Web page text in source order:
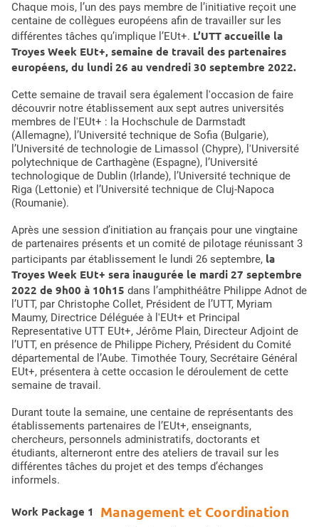
Chaque mois, l’un des pays membre de l’initiative reçoit une
centaine de collègues européens afin de travailler sur les
différentes tâches qu’implique l’EUt+. L’UTT accueille la
Troyes Week EUt+, semaine de travail des partenaires
européens, du lundi 26 au vendredi 30 septembre 2022.
Cette semaine de travail sera également l'occasion de faire
découvrir notre établissement aux sept autres universités
membres de l'EUt+ : la Hochschule de Darmstadt
(Allemagne), l’Université technique de Sofia (Bulgarie),
l’Université de technologie de Limassol (Chypre), l'Université
polytechnique de Carthagène (Espagne), l’Université
technologique de Dublin (Irlande), l’Université technique de
Riga (Lettonie) et l’Université technique de Cluj-Napoca
(Roumanie).
Après une session d’initiation au français pour une vingtaine
de partenaires présents et un comité de pilotage réunissant 3
participants par établissement le lundi 26 septembre, la
Troyes Week EUt+ sera inaugurée le mardi 27 septembre
2022 de 9h00 à 10h15 dans l’amphithéâtre Philippe Adnot de
l’UTT, par Christophe Collet, Président de l’UTT, Myriam
Maumy, Directrice Déléguée à l'EUt+ et Principal
Representative UTT EUt+, Jérôme Plain, Directeur Adjoint de
l’UTT, en présence de Philippe Pichery, Président du Comité
départemental de l’Aube. Timothée Toury, Secrétaire Général
EUt+, présentera à cette occasion le déroulement de cette
semaine de travail.
Durant toute la semaine, une centaine de représentants des
établissements partenaires de l’EUt+, enseignants,
chercheurs, personnels administratifs, doctorants et
étudiants, alterneront entre des ateliers de travail sur les
différentes tâches du projet et des temps d’échanges
informels.
Work Package 1 Management et Coordination